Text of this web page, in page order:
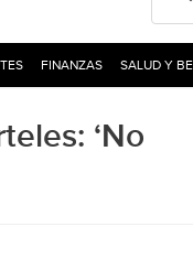
FINANZAS SALUD Y
‘No